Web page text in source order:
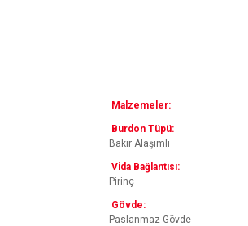
Malzemeler:
Burdon Tüpü:
Bakır Alaşımlı
Vida Bağlantısı:
Pirinç
Gövde:
Paslanmaz Gövde